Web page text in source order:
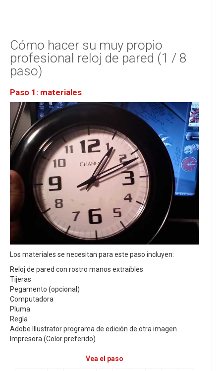
Cómo hacer su muy propio
profesional reloj de pared (1 / 8
paso)
Paso 1: materiales
Los materiales se necesitan para este paso incluyen:
Reloj de pared con rostro manos extraíbles
Tijeras
Pegamento (opcional)
Computadora
Pluma
Regla
Adobe Illustrator programa de edición de otra imagen
Impresora (Color preferido)
Vea el paso